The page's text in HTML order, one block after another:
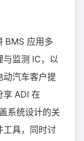
BMS 应用多
监测 IC，以
动汽车客户提
享 ADI 在
系统设计的关
工具，同时讨